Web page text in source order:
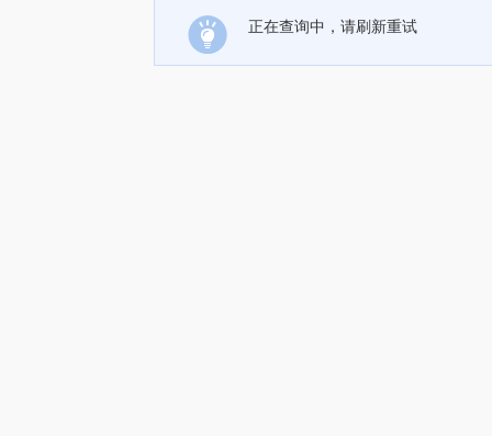
正在查询中，请刷新重试